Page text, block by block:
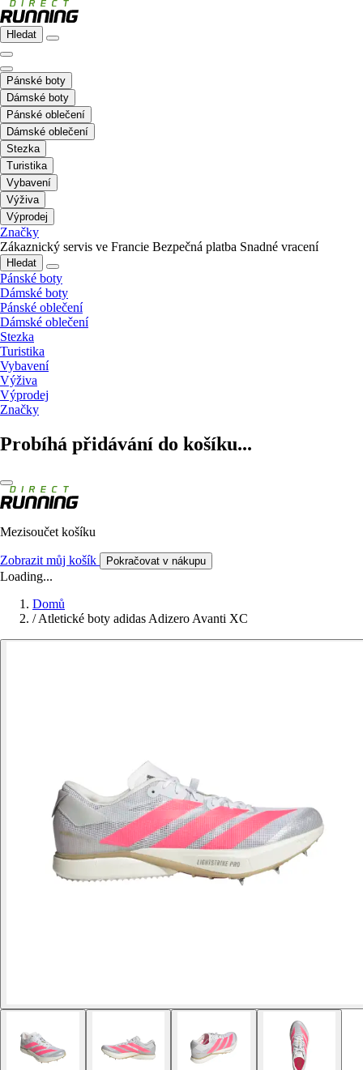
Hledat
Pánské boty
Dámské boty
Pánské oblečení
Dámské oblečení
Stezka
Turistika
Vybavení
Výživa
Výprodej
Značky
Zákaznický servis ve Francie Bezpečná platba Snadné vracení
Hledat
Pánské boty
Dámské boty
Pánské oblečení
Dámské oblečení
Stezka
Turistika
Vybavení
Výživa
Výprodej
Značky
Probíhá přidávání do košíku...
Mezisoučet košíku
Zobrazit můj košík Pokračovat v nákupu
Loading...
Domů
/ Atletické boty adidas Adizero Avanti XC